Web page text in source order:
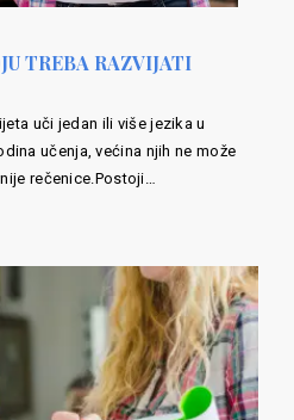
TREBA RAZVIJATI
uči jedan ili više jezika u
učenja, većina njih ne može
rečenice.Postoji…